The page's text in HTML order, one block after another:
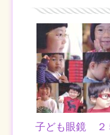
子ども眼鏡